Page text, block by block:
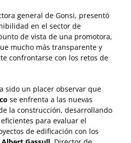
general de Gonsi, presentó
en el sector de
de vista de una promotora,
mucho más transparente y
confrontarse con los retos de
sido un placer observar que
se enfrenta a las nuevas
la construcción, desarrollando
para evaluar el
de edificación con los